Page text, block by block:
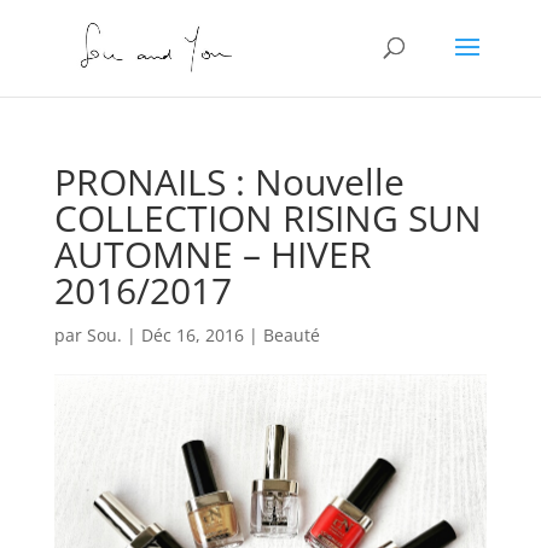
PRONAILS : Nouvelle
COLLECTION RISING SUN
AUTOMNE – HIVER
2016/2017
par Sou. | Déc 16, 2016| Beauté